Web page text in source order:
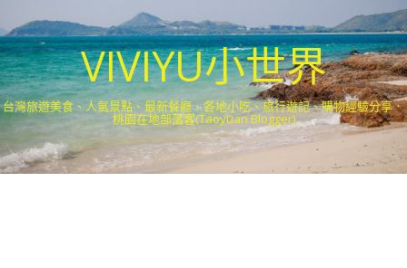
VIVIYU小世界
台灣旅遊美食、人氣景點、最新餐廳、各地小吃、旅行遊記、購物經驗分享．
桃園在地部落客(Taoyuan Blogger)